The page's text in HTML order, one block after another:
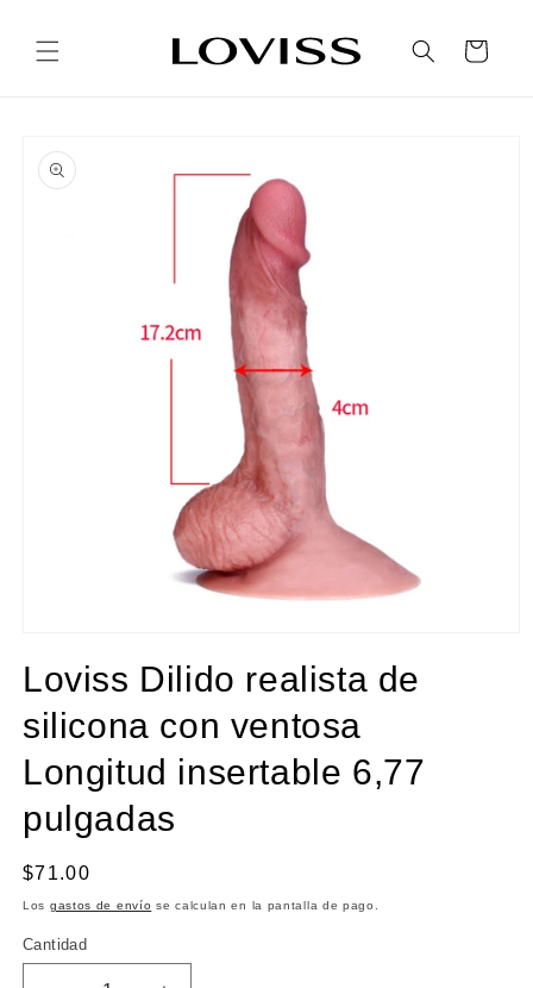
al contenido
Carrito
a la
información
multimedia
1
una
modal
Loviss Dilido realista de
silicona con ventosa
Longitud insertable 6,77
pulgadas
Precio
habitual
$71.00
Los gastos de envío se calculan en la pantalla de pago.
Cantidad
Cantidad